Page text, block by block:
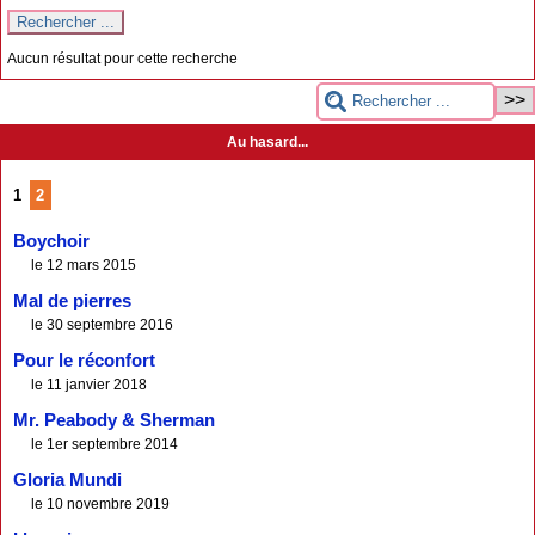
Aucun résultat pour cette recherche
Au hasard...
1 2
Boychoir
le 12 mars 2015
Mal de pierres
le 30 septembre 2016
Pour le réconfort
le 11 janvier 2018
Mr. Peabody & Sherman
le 1er septembre 2014
Gloria Mundi
le 10 novembre 2019